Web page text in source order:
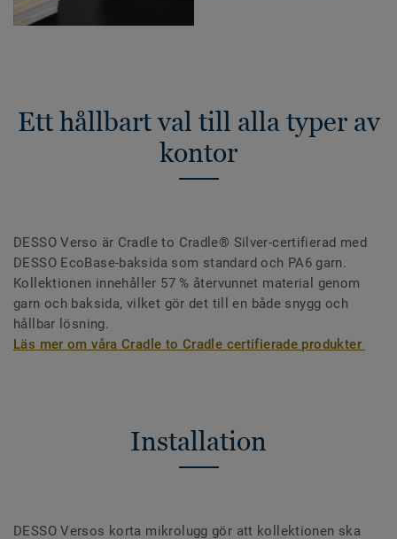
Ett hållbart val till alla typer av
kontor
DESSO Verso är Cradle to Cradle® Silver-certifierad med
DESSO EcoBase-baksida som standard och PA6 garn.
Kollektionen innehåller 57 % återvunnet material genom
garn och baksida, vilket gör det till en både snygg och
hållbar lösning.
Läs mer om våra Cradle to Cradle certifierade produkter
Installation
DESSO Versos korta mikrolugg gör att kollektionen ska